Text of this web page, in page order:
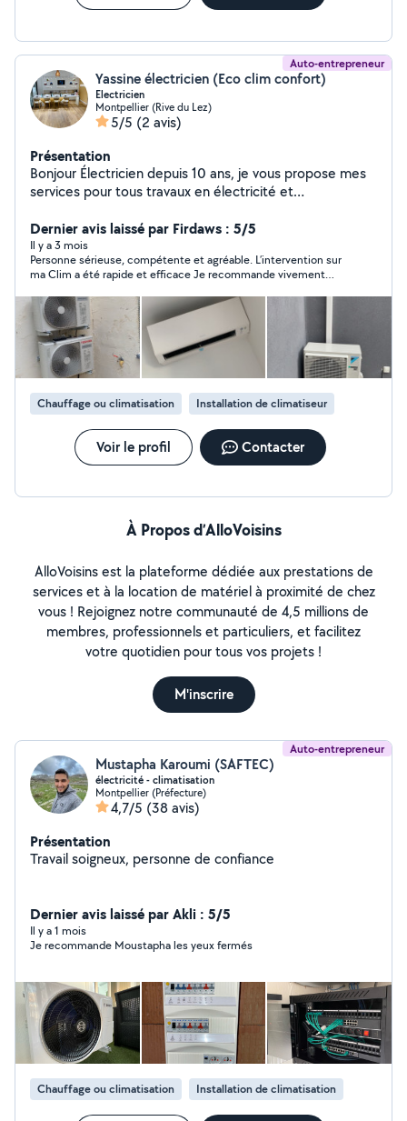
Auto-entrepreneur
Yassine électricien (Eco clim confort)
Electricien
Montpellier (Rive du Lez)
5/5 (2 avis)
Présentation
Bonjour Électricien depuis 10 ans, je vous propose mes
services pour tous travaux en électricité et
Dernier avis laissé par Firdaws : 5/5
Il y a 3 mois
Personne sérieuse, compétente et agréable. L’intervention sur
ma Clim a été rapide et efficace Je recommande vivement
Chauffage ou climatisation Installation de climatiseur
Voir le profil Contacter
À Propos d’AlloVoisins
AlloVoisins est la plateforme dédiée aux prestations de
services et à la location de matériel à proximité de chez
vous ! Rejoignez notre communauté de 4,5 millions de
membres, professionnels et particuliers, et facilitez
votre quotidien pour tous vos projets !
M'inscrire
Auto-entrepreneur
Mustapha Karoumi (SAFTEC)
électricité - climatisation
Montpellier (Préfecture)
4,7/5 (38 avis)
Présentation
Travail soigneux, personne de confiance
Dernier avis laissé par Akli : 5/5
Il y a 1 mois
Je recommande Moustapha les yeux fermés
Chauffage ou climatisation Installation de climatisation